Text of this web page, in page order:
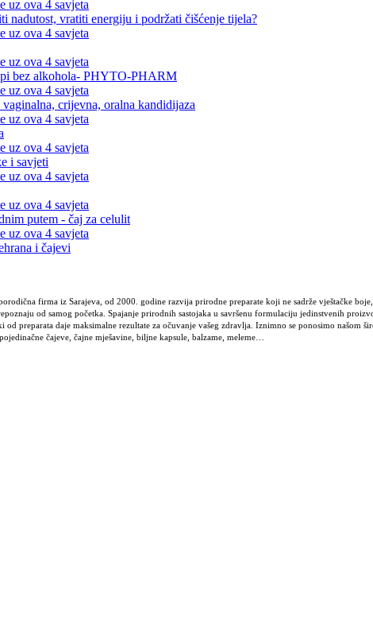
nadutost, vratiti energiju i podržati čišćenje tijela?
bez alkohola- PHYTO-PHARM
crijevna, oralna kandidijaza
i savjeti
putem - čaj za celulit
i čajevi
firma iz Sarajeva, od 2000. godine razvija prirodne preparate koji ne sadrže vještačke
od samog početka. Spajanje prirodnih sastojaka u savršenu formulaciju jedinstvenih
od preparata daje maksimalne rezultate za očuvanje vašeg zdravlja. Iznimno se ponosimo
čajeve, čajne mješavine, biljne kapsule, balzame, meleme…